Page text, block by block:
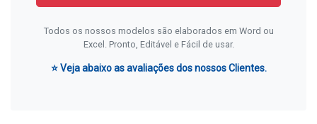
Todos os nossos modelos são elaborados em Word ou
Excel. Pronto, Editável e Fácil de usar.
⭐ Veja abaixo as avaliações dos nossos Clientes.